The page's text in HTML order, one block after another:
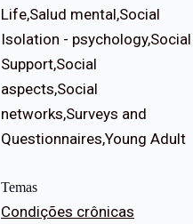
Life,Salud mental,Social
Isolation - psychology,Social
Support,Social
aspects,Social
networks,Surveys and
Questionnaires,Young Adult
Temas
Condições crônicas